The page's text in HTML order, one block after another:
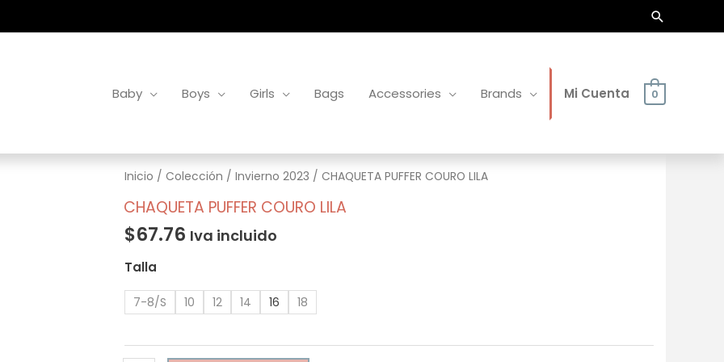
Buscar
Baby Boys Girls Bags Accessories Brands Mi Cuenta 0
Inicio / Colección / Invierno 2023 / CHAQUETA PUFFER COURO LILA
CHAQUETA PUFFER COURO LILA
$67.76 Iva incluido
Talla
7-8/S 10 12 14 16 18
CHAQUETA
PUFFER
COURO
LILA
cantidad